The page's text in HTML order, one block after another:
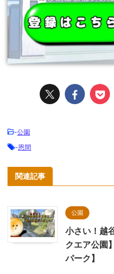
-公園
-恩間
関連記事
公園
小さい！越
クエア公園
パーク】